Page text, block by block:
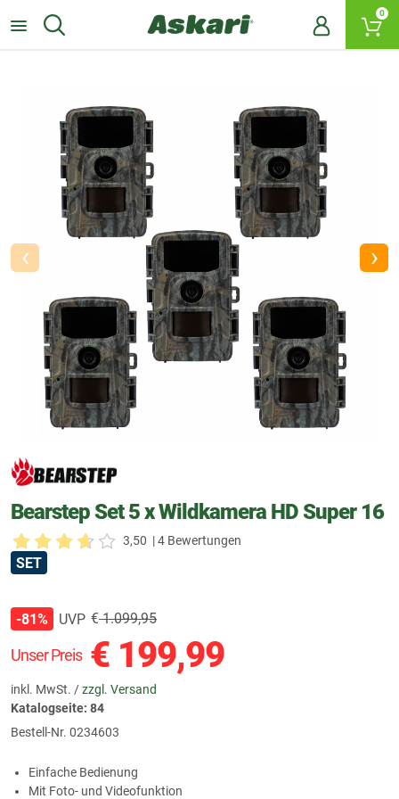
0
‹ ›
Bearstep Set 5 x Wildkamera HD Super 16
3,50 | 4 Bewertungen
SET
Unser Preis € 199,99
inkl. MwSt. /zzgl. Versand
-81% UVP €1.099,95
Katalogseite: 84
Bestell-Nr. 0234603
Einfache Bedienung
Mit Foto- und Videofunktion